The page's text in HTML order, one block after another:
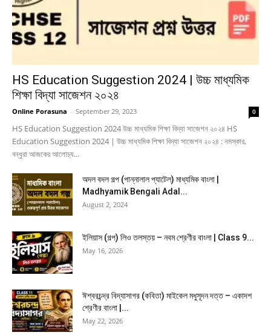
HS Education Suggestion 2024 | উচ্চ মাধ্যমিক
শিক্ষা বিদ্যা সাজেশন ২০২৪
Online Porasuna - September 29, 2023 0
HS Education Suggestion 2024 উচ্চ মাধ্যমিক শিক্ষা বিদ্যা সাজেশন ২০২৪ HS
Education Suggestion 2024 | উচ্চ মাধ্যমিক শিক্ষা বিদ্যা সাজেশন ২০২৪ : নমস্কার,
বন্ধুরা আজকের আলোচ্য...
অদল বদল গল্প (পান্নালাল প্যাটেল) মাধ্যমিক বাংলা |
Madhyamik Bengali Adal...
August 2, 2024
ইলিয়াস (গল্প) লিও তলস্তয় – নবম শ্রেণীর বাংলা | Class 9...
May 16, 2026
ঈশ্বরচন্দ্র বিদ্যাসাগর (কবিতা) মাইকেল মধুসূদন দত্ত – একাদশ
শ্রেণীর বাংলা |...
May 22, 2026